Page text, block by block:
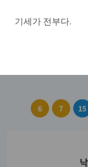
기세가 전부다.